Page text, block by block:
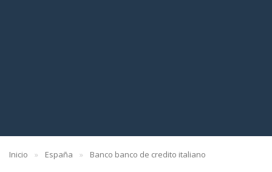
Inicio España Banco banco de credito italiano